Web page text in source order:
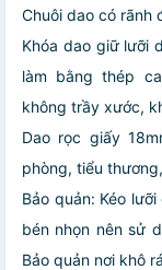
Chuôi dao có rãnh
Khóa dao giữ lưỡi
làm bằng thép
không trầy xước,
Dao rọc giấy
phòng, tiểu
Bảo quản: Kéo
bén nhọn nên sử
Bảo quản nơi khô